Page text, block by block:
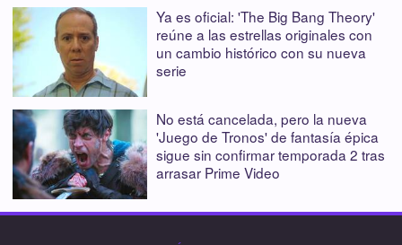
Ya es oficial: 'The Big Bang Theory'
reúne a las estrellas originales con
un cambio histórico con su nueva
serie
No está cancelada, pero la nueva
'Juego de Tronos' de fantasía épica
sigue sin confirmar temporada 2 tras
arrasar Prime Video